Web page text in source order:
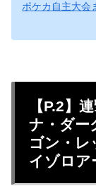
ポケカ自主大会
【P.2】
ナ・ダー
ゴン・レ
イゾロア